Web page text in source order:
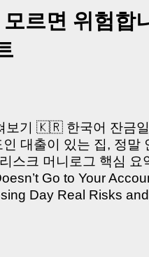
르면 위험합
보기 🇰🇷 한국어 잔금
대출이 있는 집, 정말
스크 머니로그 핵심
Go to Your
Day Real Risks
는 가장 긴장되는 순